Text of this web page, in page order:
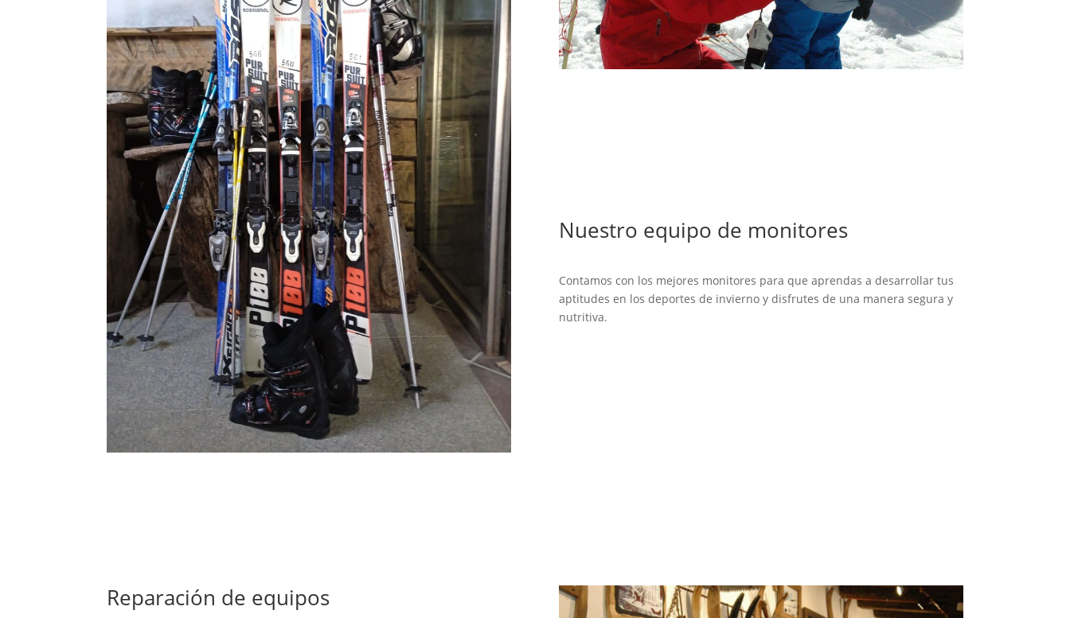
Nuestro equipo de monitores
Contamos con los mejores monitores para que aprendas a desarrollar tus
aptitudes en los deportes de invierno y disfrutes de una manera segura y
nutritiva.
Reparación de equipos